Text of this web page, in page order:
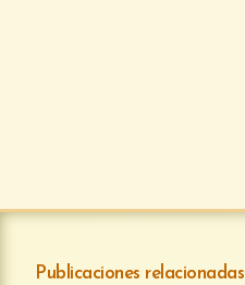
Publicaciones relacionadas